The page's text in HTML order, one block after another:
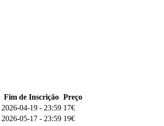
Fim de Inscrição Preço
2026-04-19 - 23:59 17€
2026-05-17 - 23:59 19€